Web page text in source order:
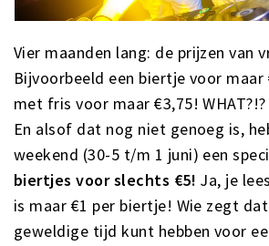
Vier maanden lang: de prijzen van
Bijvoorbeeld een biertje voor maar
met fris voor maar €3,75! WHAT?!?
En alsof dat nog niet genoeg is,
weekend (30-5 t/m 1 juni) een
biertjes voor slechts €5! Ja, je
is maar €1 per biertje! Wie zegt
geweldige tijd kunt hebben voor